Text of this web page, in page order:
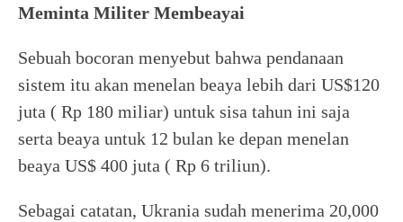
Meminta Militer Membeayai
Sebuah bocoran menyebut bahwa pendanaan
sistem itu akan menelan beaya lebih dari US$120
juta ( Rp 180 miliar) untuk sisa tahun ini saja
serta beaya untuk 12 bulan ke depan menelan
beaya US$ 400 juta ( Rp 6 triliun).
Sebagai catatan, Ukrania sudah menerima 20,000